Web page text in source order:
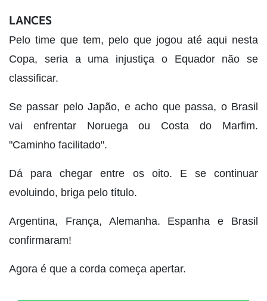
LANCES
Pelo time que tem, pelo que jogou até aqui nesta
Copa, seria a uma injustiça o Equador não se
classificar.
Se passar pelo Japão, e acho que passa, o Brasil
vai enfrentar Noruega ou Costa do Marfim.
"Caminho facilitado".
Dá para chegar entre os oito. E se continuar
evoluindo, briga pelo título.
Argentina, França, Alemanha. Espanha e Brasil
confirmaram!
Agora é que a corda começa apertar.